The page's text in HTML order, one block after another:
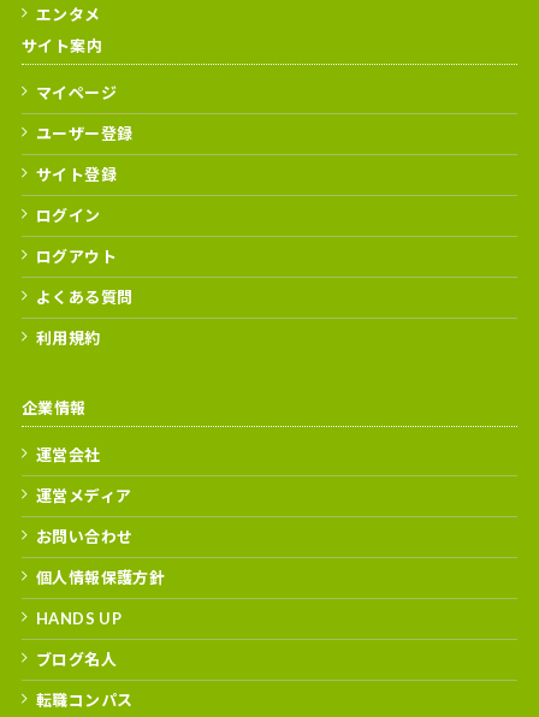
エンタメ
サイト案内
マイページ
ユーザー登録
サイト登録
ログイン
ログアウト
よくある質問
利用規約
企業情報
運営会社
運営メディア
お問い合わせ
個人情報保護方針
HANDS UP
ブログ名人
転職コンパス